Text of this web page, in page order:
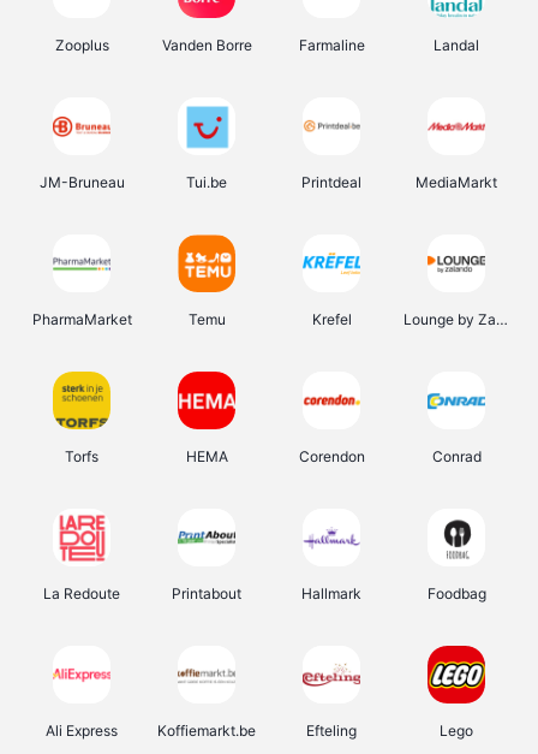
Zooplus Vanden Borre Farmaline Landal
JM-Bruneau Tui.be Printdeal MediaMarkt
PharmaMarket Temu Krefel Lounge by Zalando
Torfs HEMA Corendon Conrad
La Redoute Printabout Hallmark Foodbag
Ali Express Koffiemarkt.be Efteling Lego